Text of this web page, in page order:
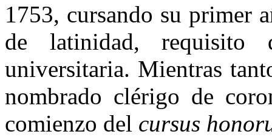
1753, cursando su primer
de latinidad,
universitaria. Mientras
nombrado clérigo de
comienzo del cursus